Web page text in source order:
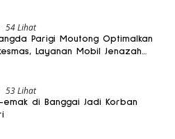
54 Lihat
Parigi Moutong Optimalkan
Layanan Mobil Jenazah
53 Lihat
emak di Banggai Jadi Korban